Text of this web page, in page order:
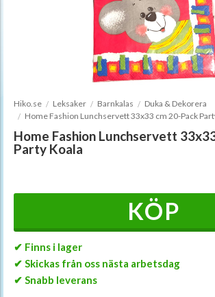
Hiko.se Leksaker Barnkalas
Duka & Dekorera
Home Fashion Lunchservett 33x33 cm 20-Pack
Home Fashion Lunchservett
Party Koala
KÖP
✔ Finns i lager
✔ Skickas från oss nästa arbetsdag
✔ Snabb leverans